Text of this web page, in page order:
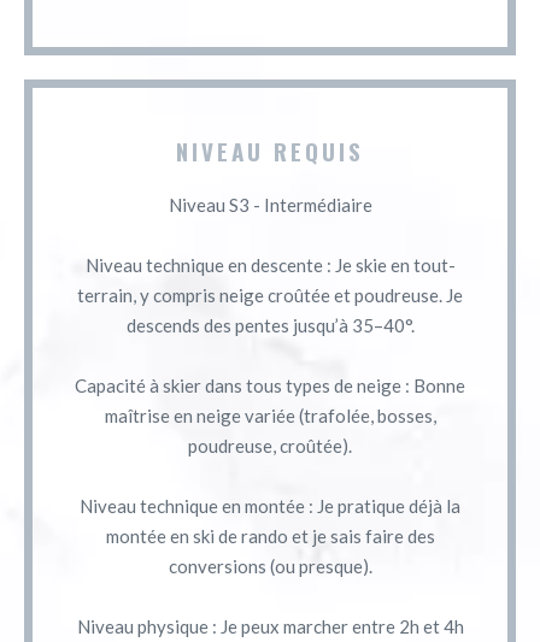
NIVEAU REQUIS
Niveau S3 - Intermédiaire
Niveau technique en descente : Je skie en tout-
terrain, y compris neige croûtée et poudreuse. Je
descends des pentes jusqu’à 35–40°.
Capacité à skier dans tous types de neige : Bonne
maîtrise en neige variée (trafolée, bosses,
poudreuse, croûtée).
Niveau technique en montée : Je pratique déjà la
montée en ski de rando et je sais faire des
conversions (ou presque).
Niveau physique : Je peux marcher entre 2h et 4h